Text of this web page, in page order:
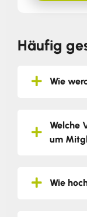
Häufig
Wie
Welche
um
Wie